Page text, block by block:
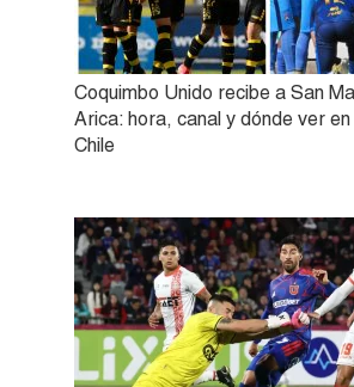
Coquimbo Unido recibe a San
Arica: hora, canal y dónde ver
Chile